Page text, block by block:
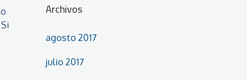
Archivos
agosto 2017
julio 2017